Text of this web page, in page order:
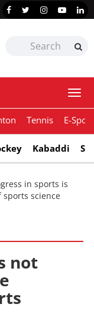
Tennis E-
Kabaddi
in sports is
science
not